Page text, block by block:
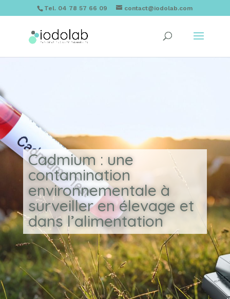
Tel. 04 78 57 66 09 contact@iodolab.com
Cadmium : une
contamination
environnementale à
surveiller en élevage et
dans l’alimentation